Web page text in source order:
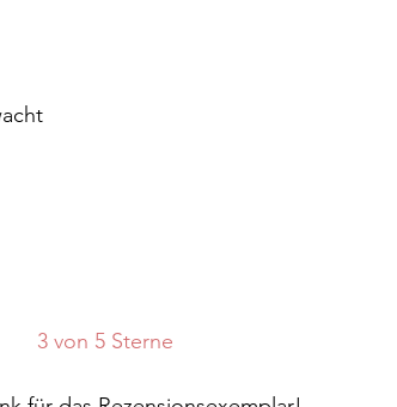
3 von 5 Sterne